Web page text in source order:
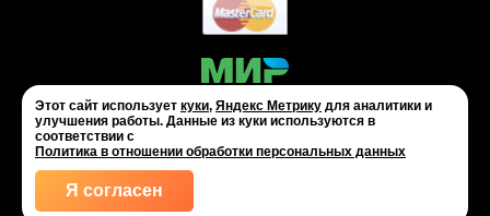
Этот сайт использует куки, Яндекс Метрику для аналитики и
улучшения работы. Данные из куки используются в
соответствии с
Политика в отношении обработки персональных данных
Я согласен